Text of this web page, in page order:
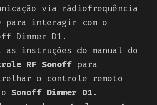
via rádiofrequência
para interagir com o
Dimmer D1.
as instruções do manual do
RF Sonoff para
o controle remoto
Sonoff Dimmer D1.